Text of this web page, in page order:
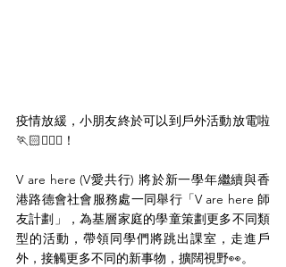
疫情放緩，小朋友終於可以到戶外活動放電啦
🏃🏻🏃🏻‍♀️！
V are here (V愛共行) 將於新一學年繼續與香
港路德會社會服務處一同舉行「V are here 師
友計劃」，為基層家庭的學童策劃更多不同類
型的活動，帶領同學們將跳出課室，走進戶
外，接觸更多不同的新事物，擴闊視野👀。